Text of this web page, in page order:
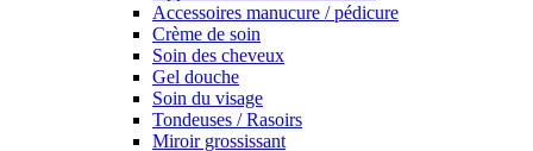
Accessoires manucure / pédicure
Crème de soin
Soin des cheveux
Gel douche
Soin du visage
Tondeuses / Rasoirs
Miroir grossissant